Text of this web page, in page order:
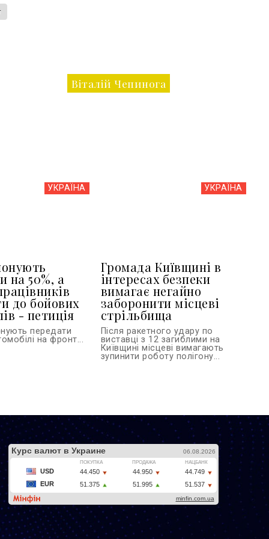
Віталій Чепинога
УКРАЇНА
на 50%, а
до бойових
- петиція
передати
на фронт...
УКРАЇНА
Громада Київщині в
інтересах безпеки
вимагає негайно
заборонити місцеві
стрільбища
Після ракетного удару по
виставці з 12 загиблими на
Київщині місцеві вимагають
зупинити роботу полігону...